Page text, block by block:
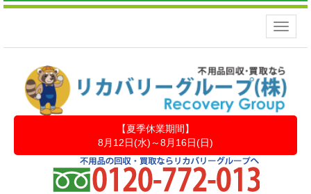
Toggle
【夏季休業期間】
8月12日(水)～8月16日(日)